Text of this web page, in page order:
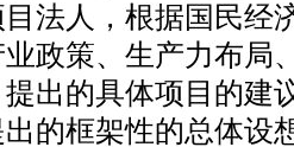
法人，根据国民经
政策、生产力布局
出的具体项目的建
的框架性的总体设